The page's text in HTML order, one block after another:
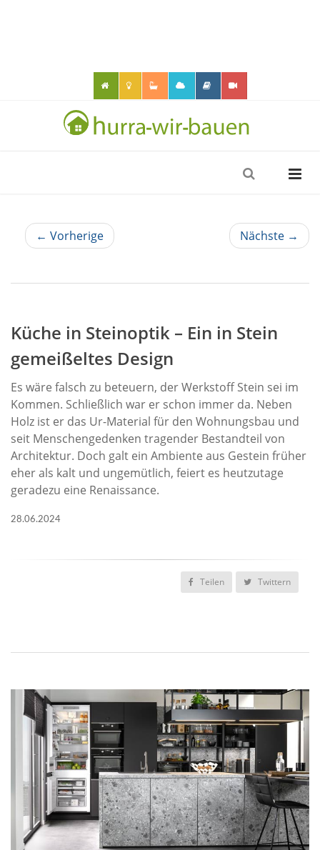
← Vorherige Nächste →
Küche in Steinoptik – Ein in Stein
gemeißeltes Design
Es wäre falsch zu beteuern, der Werkstoff Stein sei im
Kommen. Schließlich war er schon immer da. Neben
Holz ist er das Ur-Material für den Wohnungsbau und
seit Menschengedenken tragender Bestandteil von
Architektur. Doch galt ein Ambiente aus Gestein früher
eher als kalt und ungemütlich, feiert es heutzutage
geradezu eine Renaissance.
28.06.2024
Teilen Twittern